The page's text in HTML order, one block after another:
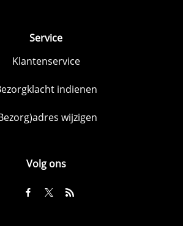
Service
Klantenservice
indienen
wijzigen
Volg ons